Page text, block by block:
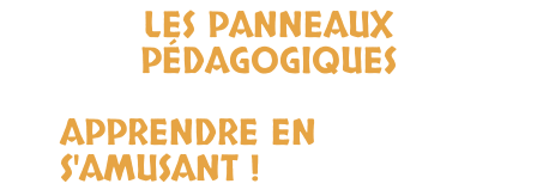
LES PANNEAUX
PÉDAGOGIQUES
APPRENDRE EN
S'AMUSANT !